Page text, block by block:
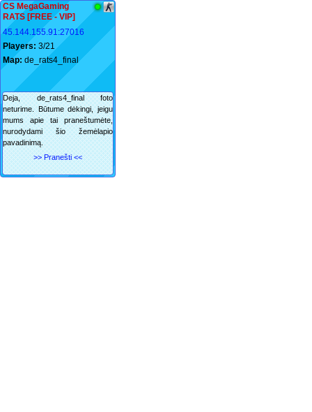
CS MegaGaming
RATS [FREE - VIP]
45.144.155.91:27016
Players: 3/21
Map: de_rats4_final
Deja, de_rats4_final foto
neturime. Būtume dėkingi, jeigu
mums apie tai praneštumėte,
nurodydami šio žemėlapio
pavadinimą.
>> Pranešti <<